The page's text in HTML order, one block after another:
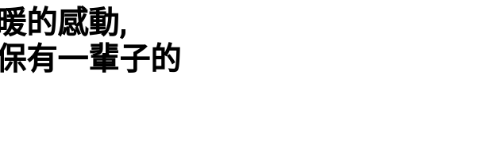
的感動,
有一輩子的